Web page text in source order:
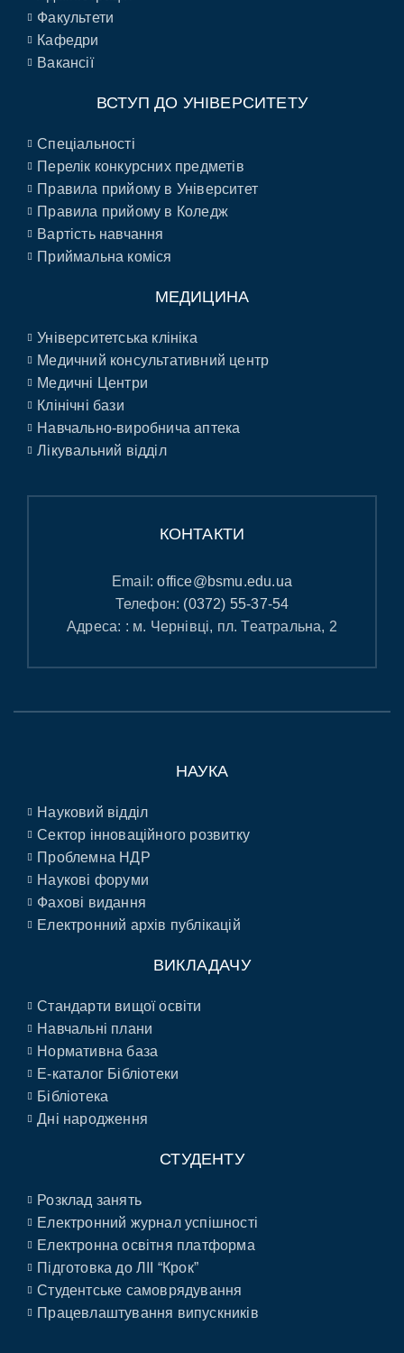
Факультети
Кафедри
Вакансії
ВСТУП ДО УНІВЕРСИТЕТУ
Спеціальності
Перелік конкурсних предметів
Правила прийому в Університет
Правила прийому в Коледж
Вартість навчання
Приймальна коміся
МЕДИЦИНА
Університетська клініка
Медичний консультативний центр
Медичні Центри
Клінічні бази
Навчально-виробнича аптека
Лікувальний відділ
КОНТАКТИ
Email:office@bsmu.edu.ua
Телефон: (0372) 55-37-54
Адреса: : м. Чернівці, пл. Театральна, 2
НАУКА
Науковий відділ
Сектор інноваційного розвитку
Проблемна НДР
Наукові форуми
Фахові видання
Електронний архів публікацій
ВИКЛАДАЧУ
Стандарти вищої освіти
Навчальні плани
Нормативна база
E-каталог Бібліотеки
Бібліотека
Дні народження
СТУДЕНТУ
Розклад занять
Електронний журнал успішності
Електронна освітня платформа
Підготовка до ЛІІ “Крок”
Студентське самоврядування
Працевлаштування випускників